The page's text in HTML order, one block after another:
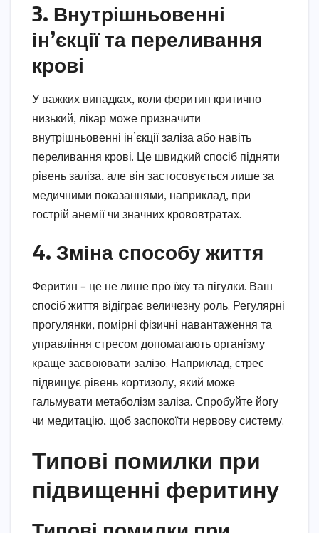
3. Внутрішньовенні
ін’єкції та переливання
крові
У важких випадках, коли феритин критично
низький, лікар може призначити
внутрішньовенні ін’єкції заліза або навіть
переливання крові. Це швидкий спосіб підняти
рівень заліза, але він застосовується лише за
медичними показаннями, наприклад, при
гострій анемії чи значних крововтратах.
4. Зміна способу життя
Феритин – це не лише про їжу та пігулки. Ваш
спосіб життя відіграє величезну роль. Регулярні
прогулянки, помірні фізичні навантаження та
управління стресом допомагають організму
краще засвоювати залізо. Наприклад, стрес
підвищує рівень кортизолу, який може
гальмувати метаболізм заліза. Спробуйте йогу
чи медитацію, щоб заспокоїти нервову систему.
Типові помилки при
підвищенні феритину